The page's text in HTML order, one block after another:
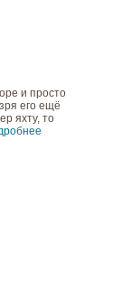
и просто
его ещё
яхту, то